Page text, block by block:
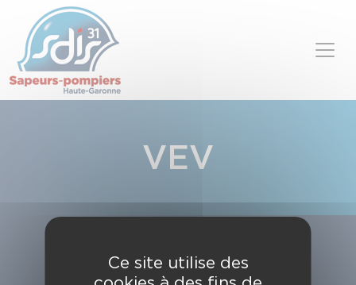
VEV
Panneau de gestion des cookies
Ce site utilise des